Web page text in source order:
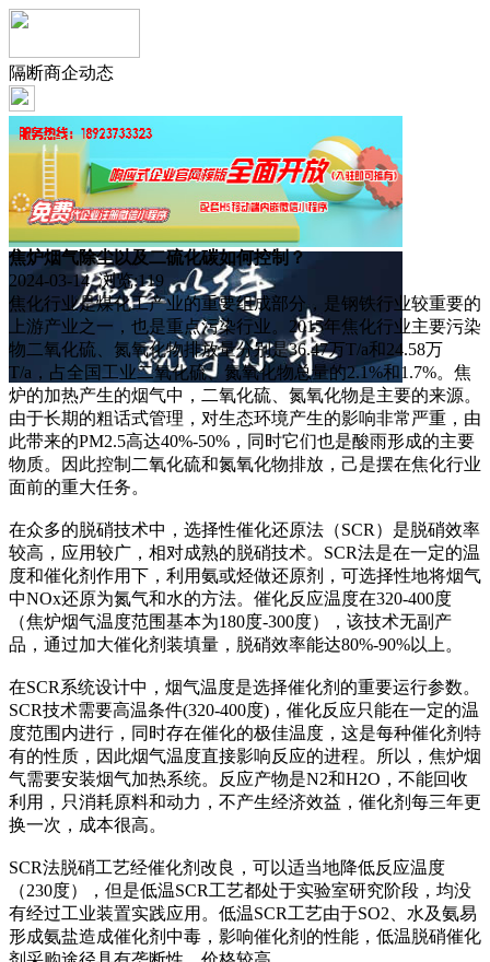
隔断商企动态
焦炉烟气除尘以及二硫化碳如何控制？
2024-03-14 浏览:119
焦化行业是煤化工产业的重要组成部分，是钢铁行业较重要的
上游产业之一，也是重点污染行业。2015年焦化行业主要污染
物二氧化硫、氮氧化物排放量分别是36.47万T/a和24.58万
T/a，占全国工业二氧化硫、氮氧化物总量的2.1%和1.7%。焦
炉的加热产生的烟气中，二氧化硫、氮氧化物是主要的来源。
由于长期的粗话式管理，对生态环境产生的影响非常严重，由
此带来的PM2.5高达40%-50%，同时它们也是酸雨形成的主要
物质。因此控制二氧化硫和氮氧化物排放，己是摆在焦化行业
面前的重大任务。
在众多的脱硝技术中，选择性催化还原法（SCR）是脱硝效率
较高，应用较广，相对成熟的脱硝技术。SCR法是在一定的温
度和催化剂作用下，利用氨或烃做还原剂，可选择性地将烟气
中NOx还原为氮气和水的方法。催化反应温度在320-400度
（焦炉烟气温度范围基本为180度-300度），该技术无副产
品，通过加大催化剂装填量，脱硝效率能达80%-90%以上。
在SCR系统设计中，烟气温度是选择催化剂的重要运行参数。
SCR技术需要高温条件(320-400度)，催化反应只能在一定的温
度范围内进行，同时存在催化的极佳温度，这是每种催化剂特
有的性质，因此烟气温度直接影响反应的进程。所以，焦炉烟
气需要安装烟气加热系统。反应产物是N2和H2O，不能回收
利用，只消耗原料和动力，不产生经济效益，催化剂每三年更
换一次，成本很高。
SCR法脱硝工艺经催化剂改良，可以适当地降低反应温度
（230度），但是低温SCR工艺都处于实验室研究阶段，均没
有经过工业装置实践应用。低温SCR工艺由于SO2、水及氨易
形成氨盐造成催化剂中毒，影响催化剂的性能，低温脱硝催化